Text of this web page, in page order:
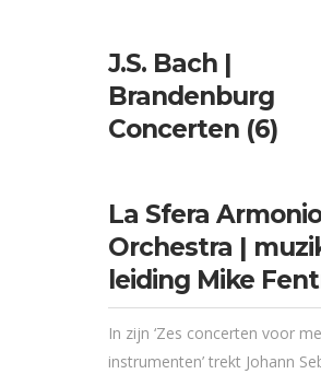
J.S. Bach |
Brandenburg
Concerten (6)
La Sfera
Orchestra |
leiding Mike
In zijn ‘Zes concerten voor
instrumenten’ trekt Johann